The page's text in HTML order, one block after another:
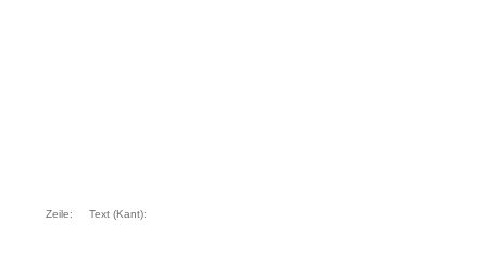
Zeile: Text (Kant):